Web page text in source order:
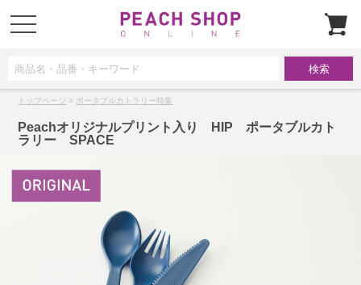
t
o
a
o
トップページ > ポータブルカトラリー特集
Peachオリジナルプリント入り HIP ポータブルカト
ラリー SPACE